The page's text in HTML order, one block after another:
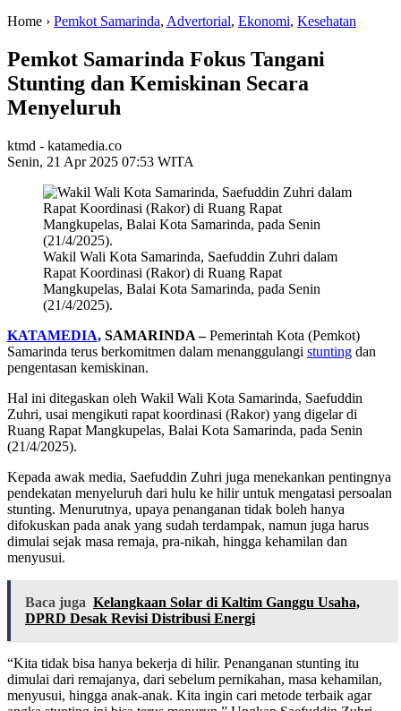
Home › Pemkot Samarinda, Advertorial, Ekonomi, Kesehatan
Pemkot Samarinda Fokus Tangani
Stunting dan Kemiskinan Secara
Menyeluruh
ktmd - katamedia.co
Senin, 21 Apr 2025 07:53 WITA
Wakil Wali Kota Samarinda, Saefuddin Zuhri dalam
Rapat Koordinasi (Rakor) di Ruang Rapat
Mangkupelas, Balai Kota Samarinda, pada Senin
(21/4/2025).
KATAMEDIA, SAMARINDA –Pemerintah Kota (Pemkot)
Samarinda terus berkomitmen dalam menanggulangi stunting dan
pengentasan kemiskinan.
Hal ini ditegaskan oleh Wakil Wali Kota Samarinda, Saefuddin
Zuhri, usai mengikuti rapat koordinasi (Rakor) yang digelar di
Ruang Rapat Mangkupelas, Balai Kota Samarinda, pada Senin
(21/4/2025).
Kepada awak media, Saefuddin Zuhri juga menekankan pentingnya
pendekatan menyeluruh dari hulu ke hilir untuk mengatasi persoalan
stunting. Menurutnya, upaya penanganan tidak boleh hanya
difokuskan pada anak yang sudah terdampak, namun juga harus
dimulai sejak masa remaja, pra-nikah, hingga kehamilan dan
menyusui.
Baca juga Kelangkaan Solar di Kaltim Ganggu Usaha,
DPRD Desak Revisi Distribusi Energi
“Kita tidak bisa hanya bekerja di hilir. Penanganan stunting itu
dimulai dari remajanya, dari sebelum pernikahan, masa kehamilan,
menyusui, hingga anak-anak. Kita ingin cari metode terbaik agar